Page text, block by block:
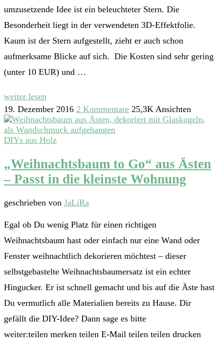
umzusetzende Idee ist ein beleuchteter Stern. Die
Besonderheit liegt in der verwendeten 3D-Effektfolie.
Kaum ist der Stern aufgestellt, zieht er auch schon
aufmerksame Blicke auf sich. Die Kosten sind sehr gering
(unter 10 EUR) und …
weiter lesen
19. Dezember 2016 2 Kommentare 25,3K Ansichten
DIYs aus Holz
„Weihnachtsbaum to Go“ aus Ästen
– Passt in die kleinste Wohnung
geschrieben von JaLiRa
Egal ob Du wenig Platz für einen richtigen
Weihnachtsbaum hast oder einfach nur eine Wand oder
Fenster weihnachtlich dekorieren möchtest – dieser
selbstgebastelte Weihnachtsbaumersatz ist ein echter
Hingucker. Er ist schnell gemacht und bis auf die Äste hast
Du vermutlich alle Materialien bereits zu Hause. Dir
gefällt die DIY-Idee? Dann sage es bitte
weiter:teilen merken teilen E-Mail teilen teilen drucken